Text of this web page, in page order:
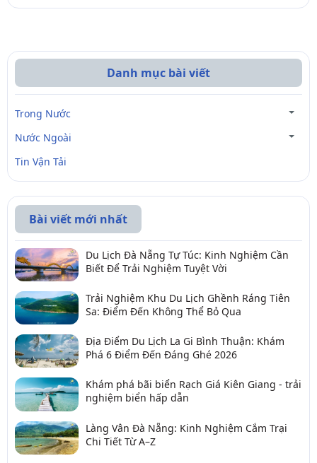
Danh mục bài viết
Trong Nước
Nước Ngoài
Tin Vận Tải
Bài viết mới nhất
Du Lịch Đà Nẵng Tự Túc: Kinh Nghiệm Cần
Biết Để Trải Nghiệm Tuyệt Vời
Trải Nghiệm Khu Du Lịch Ghềnh Ráng Tiên
Sa: Điểm Đến Không Thể Bỏ Qua
Địa Điểm Du Lịch La Gi Bình Thuận: Khám
Phá 6 Điểm Đến Đáng Ghé 2026
Khám phá bãi biển Rạch Giá Kiên Giang - trải
nghiệm biển hấp dẫn
Làng Vân Đà Nẵng: Kinh Nghiệm Cắm Trại
Chi Tiết Từ A–Z